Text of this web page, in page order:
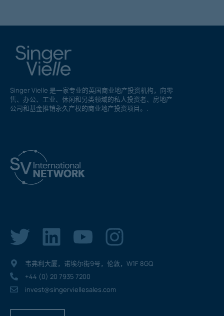
Singer Vielle 是一家专业的英国商业地产投资机构，向零
售、办公、工业、休闲和另类领域的私人投资者、房地产
公司和基金推销永久产权的商业地产投资项目。.
韦弗利大厦，诺埃尔街9号，伦敦，W1F 8GQ
+44 (0) 20 7935 7200
invest@singerviellesales.com